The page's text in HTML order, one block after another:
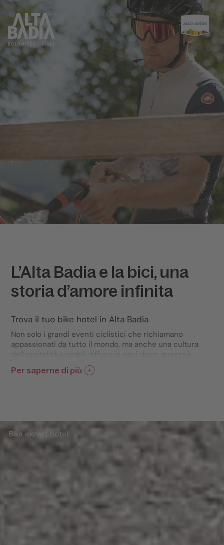
L’Alta Badia e la bici, una
storia d’amore infinita
Trova il tuo bike hotel in Alta Badia
Non solo i grandi eventi ciclistici che richiamano
appassionati da tutto il mondo, ma anche una cultura
l’Alta Badia. Hotel, alloggi, agriturismi, piccole
strutture a conduzione familiare: ovunque il ciclista
friendly", gli specialisti dell’Alta Badia con servizi
dedicati per una vacanza in bicicletta assolutamente
perfetta nelle Dolomiti.
Per saperne di più
Bike expert hotel